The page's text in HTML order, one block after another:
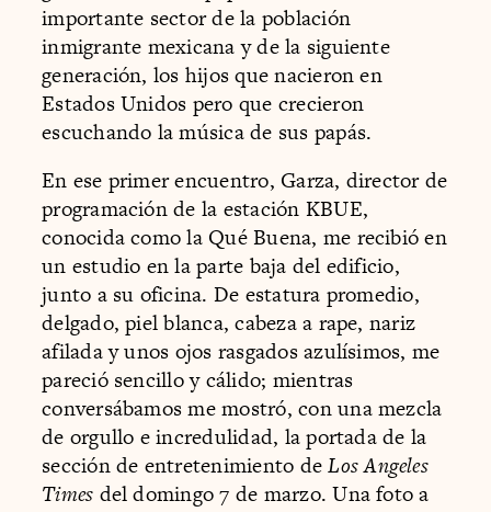
importante sector de la población
inmigrante mexicana y de la siguiente
generación, los hijos que nacieron en
Estados Unidos pero que crecieron
escuchando la música de sus papás.
En ese primer encuentro, Garza, director de
programación de la estación KBUE,
conocida como la Qué Buena, me recibió en
un estudio en la parte baja del edificio,
junto a su oficina. De estatura promedio,
delgado, piel blanca, cabeza a rape, nariz
afilada y unos ojos rasgados azulísimos, me
pareció sencillo y cálido; mientras
conversábamos me mostró, con una mezcla
de orgullo e incredulidad, la portada de la
sección de entretenimiento deLos Angeles
Times del domingo 7 de marzo. Una foto a